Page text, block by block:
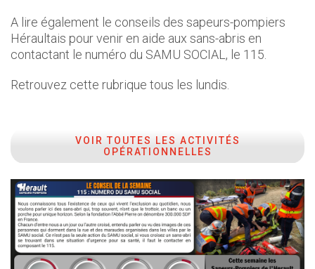
A lire également le conseils des sapeurs-pompiers
Héraultais pour venir en aide aux sans-abris en
contactant le numéro du SAMU SOCIAL, le 115.
Retrouvez cette rubrique tous les lundis.
VOIR TOUTES LES ACTIVITÉS
OPÉRATIONNELLES